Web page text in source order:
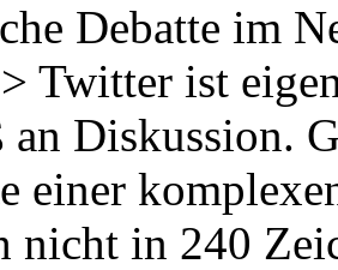
Debatte im
Twitter ist
an Diskussion.
einer
nicht in 240